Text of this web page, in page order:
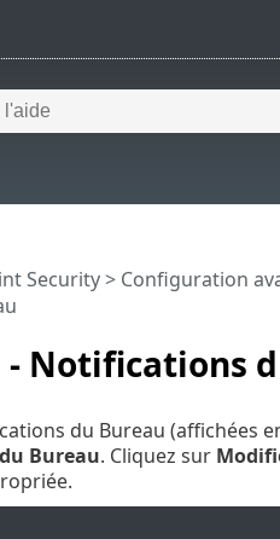
Notifications
Security> Configuration
du Bureau (affichées
Bureau. Cliquez sur